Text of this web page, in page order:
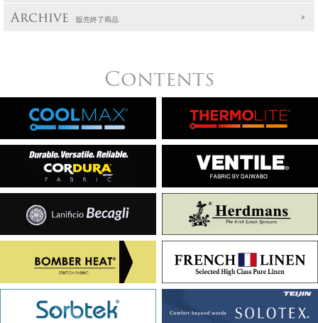
Archive 販売終了商品
Contents